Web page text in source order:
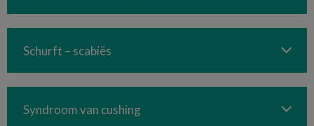
Schurft – scabiës
Syndroom van cushing